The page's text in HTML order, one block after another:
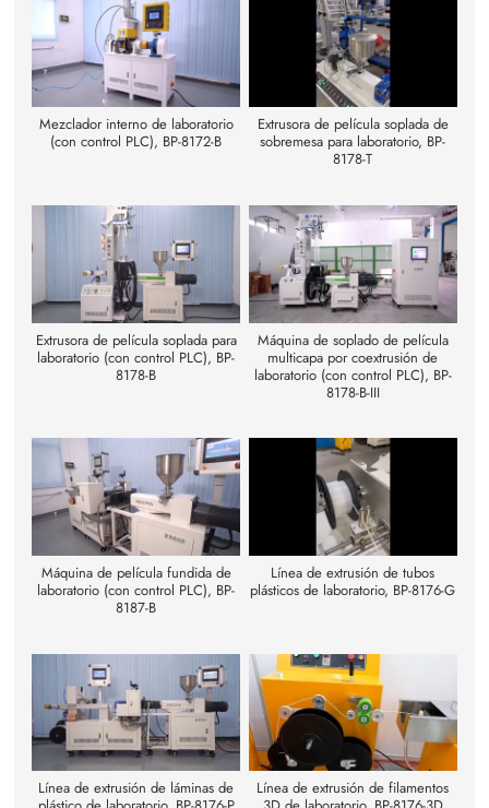
Mezclador interno de laboratorio
(con control PLC), BP-8172-B
Extrusora de película soplada de
sobremesa para laboratorio, BP-
8178-T
Extrusora de película soplada para
laboratorio (con control PLC), BP-
8178-B
Máquina de soplado de película
multicapa por coextrusión de
laboratorio (con control PLC), BP-
8178-B-III
Máquina de película fundida de
laboratorio (con control PLC), BP-
8187-B
Línea de extrusión de tubos
plásticos de laboratorio, BP-8176-G
Línea de extrusión de láminas de
Línea de extrusión de filamentos